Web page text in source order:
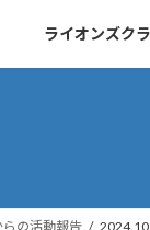
ライオンズク
の活動報告